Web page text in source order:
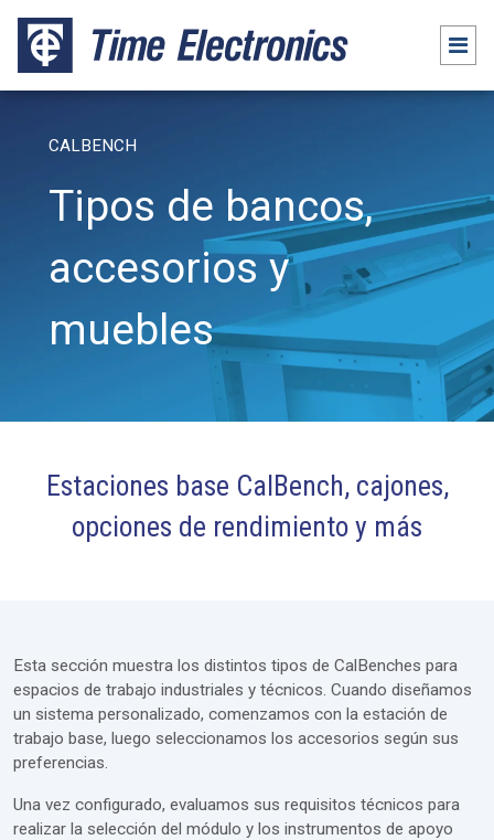
CALBENCH
Tipos de bancos,
accesorios y
muebles
Paquetes
Muebles
Diseño de taller
Servicios
Estaciones base CalBench, cajones,
opciones de rendimiento y más
Esta sección muestra los distintos tipos de CalBenches para
espacios de trabajo industriales y técnicos. Cuando diseñamos
un sistema personalizado, comenzamos con la estación de
trabajo base, luego seleccionamos los accesorios según sus
preferencias.
Una vez configurado, evaluamos sus requisitos técnicos para
realizar la selección del módulo y los instrumentos de apoyo